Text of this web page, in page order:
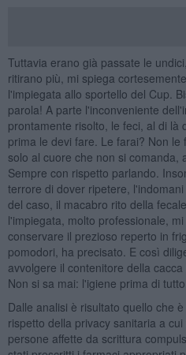
Tuttavia erano già passate le
ritirano più, mi spiega
l'impiegata allo sportello del Cup.
parola! A parte l'inconveniente
prontamente risolto, le feci, al di là
prima le devi fare. Le farai? Non
solo al cuore che non si comanda,
Sempre con rispetto parlando.
terrore di dover ripetere,
del caso, il macabro rito della
l'impiegata, molto professionale,
conservare il prezioso reperto in
pomodori, ha precisato. E così
avvolgere il contenitore della
Non si sa mai: l'igiene prima di
Dalle analisi è risultato quello che
rispetto della privacy sanitaria a
persone affette da scrittura